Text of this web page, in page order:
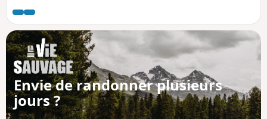
Envie de randonner plusieurs
jours ?